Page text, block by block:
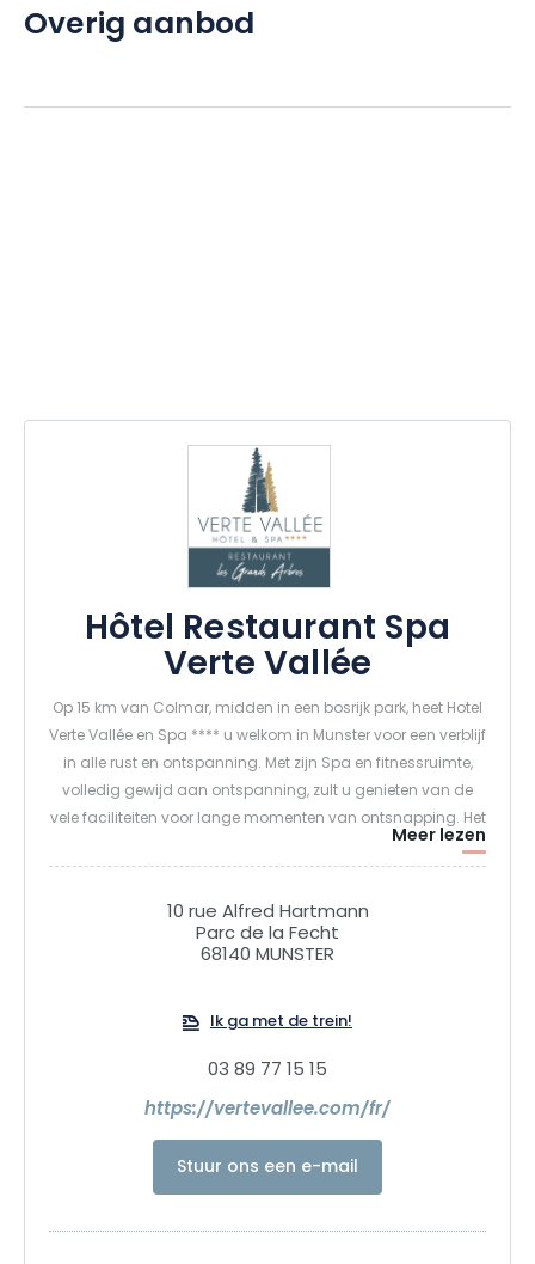
Overig aanbod
Hôtel Restaurant Spa
Verte Vallée
Op 15 km van Colmar, midden in een bosrijk park, heet Hotel
Verte Vallée en Spa **** u welkom in Munster voor een verblijf
in alle rust en ontspanning. Met zijn Spa en fitnessruimte,
volledig gewijd aan ontspanning, zult u genieten van de
vele faciliteiten voor lange momenten van ontsnapping. Het
restaurant Les Grands Arbres nodigt u uit om te genieten
van smakelijke gerechten en u zult een keuken van verse en
regionale producten kunnen proeven. In de zomer kun je
genieten van ons zonnige terras. Voor uw recepties en
familiefeesten kunnen we banketten organiseren voor 10 tot
evenementen tot 180 deelnemers organiseren en biedt het
gepersonaliseerde diensten in de vorm van studiedagen of
Meer lezen
10 rue Alfred Hartmann
Parc de la Fecht
68140 MUNSTER
Ik ga met de trein!
03 89 77 15 15
https://vertevallee.com/fr/
Stuur ons een e-mail